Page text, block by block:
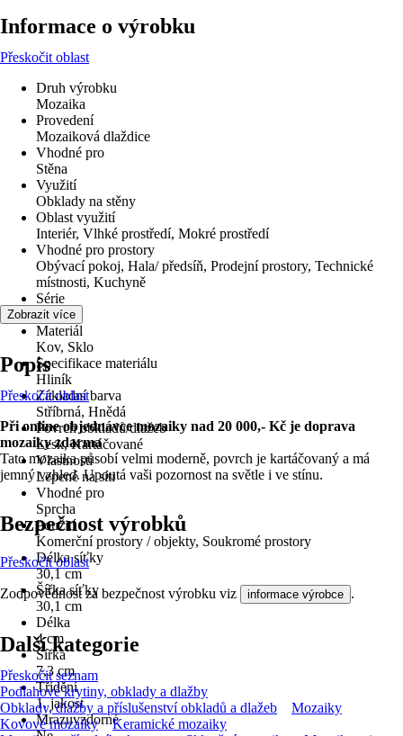
Informace o výrobku
Přeskočit oblast
Druh výrobku
Mozaika
Provedení
Mozaiková dlaždice
Vhodné pro
Stěna
Využití
Obklady na stěny
Oblast využití
Interiér, Vlhké prostředí, Mokré prostředí
Vhodné pro prostory
Obývací pokoj, Hala/ předsíň, Prodejní prostory, Technické
místnosti, Kuchyně
Série
-
Materiál
Kov, Sklo
Specifikace materiálu
Hliník
Základní barva
Stříbrná, Hnědá
Povrch obkladů/dlažeb
Lesk, Kartáčované
Vlastnosti
Lepené na síti
Vhodné pro
Sprcha
Použití
Komerční prostory / objekty, Soukromé prostory
Délka síťky
30,1 cm
Šířka síťky
30,1 cm
Délka
4 cm
Šířka
7,3 cm
Třídění
1. jakost
Mrazuvzdorné
Zobrazit více
Popis
Přeskočit oblast
Při online objednávce mozaiky nad 20 000,- Kč je doprava
mozaiky zdarma
Tato mozaika působí velmi moderně, povrch je kartáčovaný a má
jemný vzhled. Upoutá vaši pozornost na světle i ve stínu.
Bezpečnost výrobků
Přeskočit oblast
Zodpovědnost za bezpečnost výrobku viz informace výrobce .
Další kategorie
Přeskočit seznam
Podlahové krytiny, obklady a dlažby
Obklady, dlažby a příslušenství obkladů a dlažeb
Mozaiky
Kovové mozaiky
Keramické mozaiky